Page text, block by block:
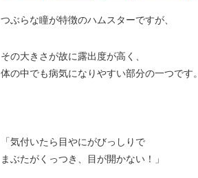
つぶらな瞳が特徴のハムスターですが、
その大きさが故に露出度が高く、
体の中でも病気になりやすい部分の一つです。
「気付いたら目やにがびっしりで
まぶたがくっつき、目が開かない！」